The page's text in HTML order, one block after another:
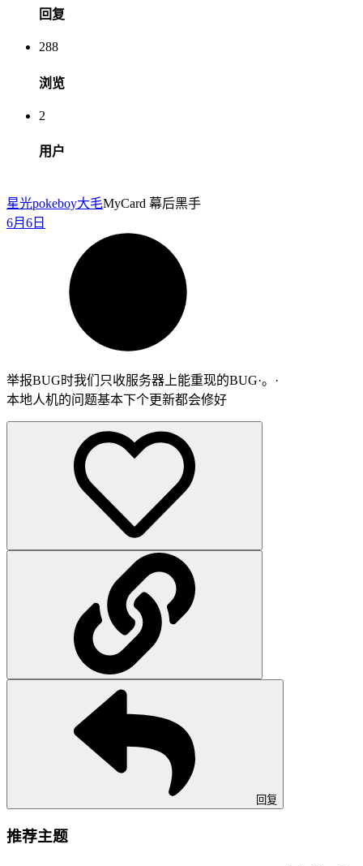
回复
288
浏览
2
用户
星光pokeboy大毛MyCard 幕后黑手
6月6日
举报BUG时我们只收服务器上能重现的BUG·。·
本地人机的问题基本下个更新都会修好
回复
推荐主题